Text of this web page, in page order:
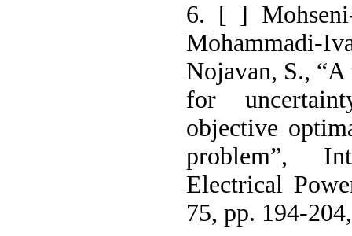
6. [ ]
Mohammadi-
Nojavan, S.,
for
objective
problem”,
Electrical
75, pp. 194-